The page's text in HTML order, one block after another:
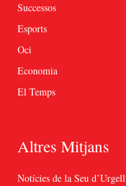
Successos
Esports
Oci
Economia
El Temps
Altres Mitjans
Notícies de la Seu d’Urgell